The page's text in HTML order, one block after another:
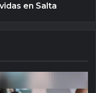
en Salta